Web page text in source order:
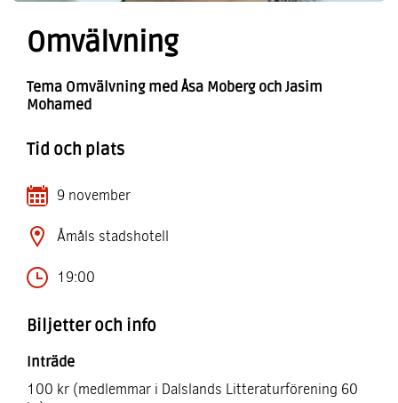
Omvälvning
Tema Omvälvning med Åsa Moberg och Jasim
Mohamed
Tid och plats
9 november
Åmåls stadshotell
19:00
Biljetter och info
Inträde
100 kr (medlemmar i Dalslands Litteraturförening 60